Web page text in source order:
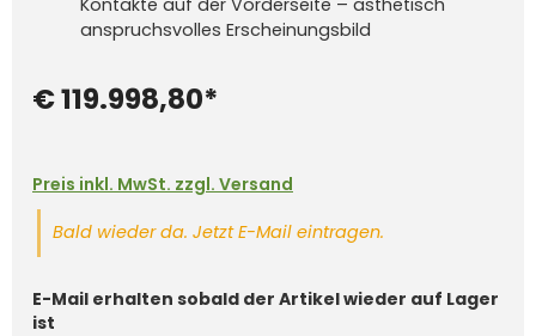
Kontakte auf der Vorderseite – ästhetisch
anspruchsvolles Erscheinungsbild
€ 119.998,80*
Preis inkl. MwSt. zzgl. Versand
Bald wieder da. Jetzt E-Mail eintragen.
E-Mail erhalten sobald der Artikel wieder auf Lager
ist